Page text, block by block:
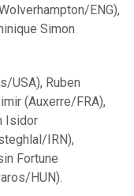
ENG),
Simon
USA), Ruben
(Auxerre/FRA),
Isidor
IRN),
Fortune
HUN).